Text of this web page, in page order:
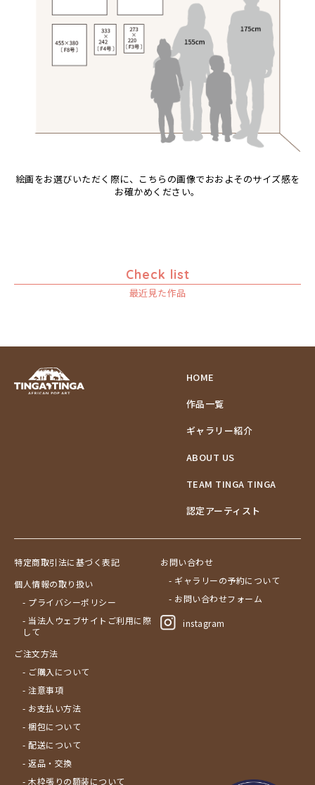
絵画をお選びいただく際に、こちらの画像でおおよそのサイズ感を
お確かめください。
Check list
最近見た作品
HOME
作品一覧
ギャラリー紹介
ABOUT US
TEAM TINGA TINGA
認定アーティスト
特定商取引法に基づく表記
個人情報の取り扱い
- プライバシーポリシー
- 当法人ウェブサイトご利用に際
して
ご注文方法
- ご購入について
- 注意事項
- お支払い方法
- 梱包について
- 配送について
- 返品・交換
- 木枠張りの額装について
お問い合わせ
- ギャラリーの予約について
- お問い合わせフォーム
instagram